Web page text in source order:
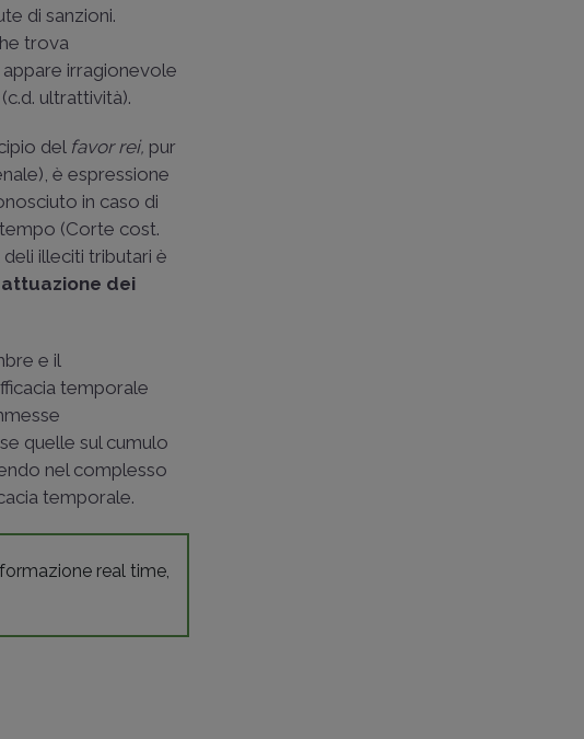
di sanzioni.
trova
irragionevole
ultrattività).
del favor rei, pur
è espressione
in caso di
(Corte cost.
illeciti tributari è
dei
e il
temporale
quelle sul cumulo
nel complesso
temporale.
real time,